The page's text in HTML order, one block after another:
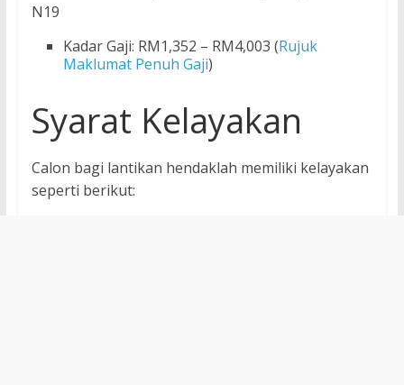
N19
Kadar Gaji: RM1,352 – RM4,003 (Rujuk
Maklumat Penuh Gaji)
Syarat Kelayakan
Calon bagi lantikan hendaklah memiliki kelayakan
seperti berikut: